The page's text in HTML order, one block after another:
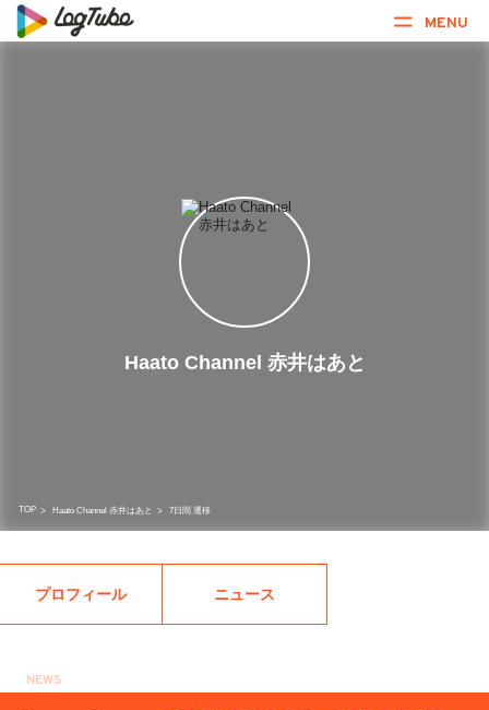
MENU
Haato Channel 赤井はあと
TOP > Haato Channel 赤井はあと > 7日間 遷移
プロフィール ニュース
NEWS